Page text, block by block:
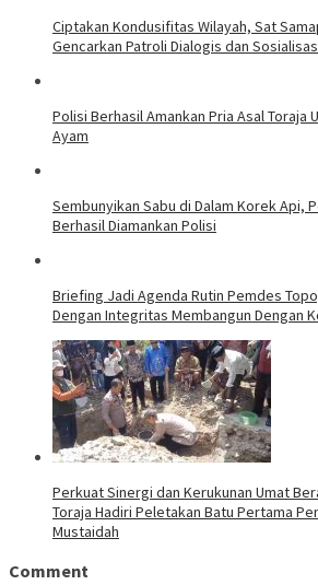
Ciptakan Kondusifitas Wilayah, Sat
Gencarkan Patroli Dialogis dan
Polisi Berhasil Amankan Pria Asal Toraja
Ayam
Sembunyikan Sabu di Dalam Korek Api,
Berhasil Diamankan Polisi
Briefing Jadi Agenda Rutin Pemdes
Dengan Integritas Membangun Dengan
Perkuat Sinergi dan Kerukunan Umat
Toraja Hadiri Peletakan Batu Pertama
Mustaidah
Comment